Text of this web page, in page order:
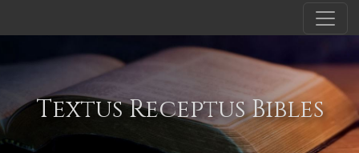
Textus Receptus Bibles